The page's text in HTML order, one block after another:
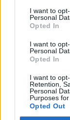
I want to
Personal
Opted In
I want to
Personal
Opted In
I want to
Retention,
Personal
Purposes
Opted Out
la
Scopri di
documenti